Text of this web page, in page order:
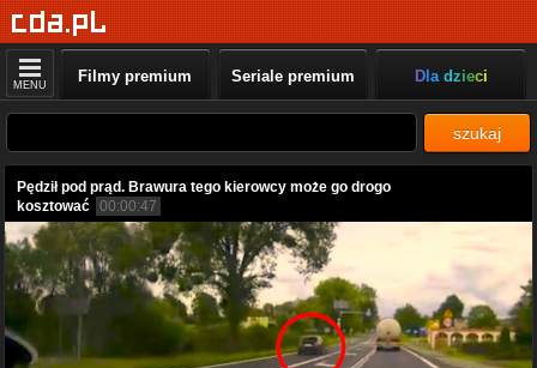
MENU Filmy premium Seriale premium Dla dzieci
szukaj
Pędził pod prąd. Brawura tego kierowcy może go drogo
kosztować 00:00:47